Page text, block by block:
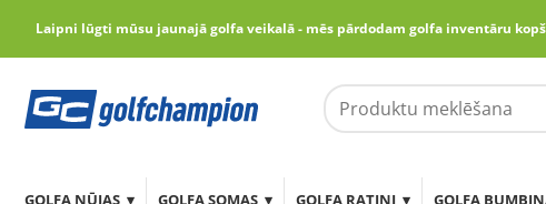
Laipni lūgti mūsu jaunajā golfa veikalā - mēs pārdodam golfa inventāru kopš
GOLFA NŪJAS GOLFA SOMAS GOLFA RATIŅI GOLFA